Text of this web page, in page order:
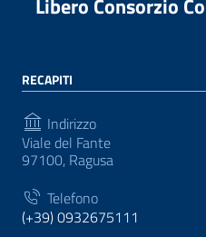
Libero Consorzio
RECAPITI
Indirizzo
Viale del Fante
97100, Ragusa
Telefono
(+39) 0932675111